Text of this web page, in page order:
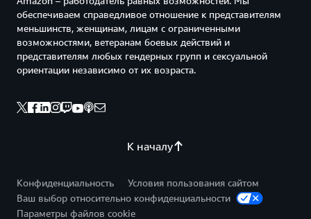
К началу
обеспечиваем справедливое отношение к представителям
меньшинств, женщинам, лицам с ограниченными
возможностями, ветеранам боевых действий и
представителям любых гендерных групп и сексуальной
ориентации независимо от их возраста.
Конфиденциальность
Условия пользования сайтом
Ваш выбор относительно конфиденциальности
Параметры файлов cookie